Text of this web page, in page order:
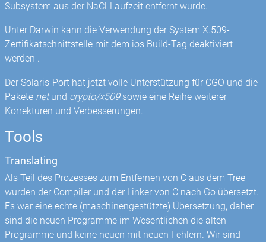
Subsystem aus der NaCl-Laufzeit entfernt wurde.
Unter Darwin kann die Verwendung der System X.509-
Zertifikatschnittstelle mit dem ios Build-Tag deaktiviert
werden .
Der Solaris-Port hat jetzt volle Unterstützung für CGO und die
Pakete netund crypto/x509sowie eine Reihe weiterer
Korrekturen und Verbesserungen.
Tools
Translating
Als Teil des Prozesses zum Entfernen von C aus dem Tree
wurden der Compiler und der Linker von C nach Go übersetzt.
Es war eine echte (maschinengestützte) Übersetzung, daher
sind die neuen Programme im Wesentlichen die alten
Programme und keine neuen mit neuen Fehlern. Wir sind